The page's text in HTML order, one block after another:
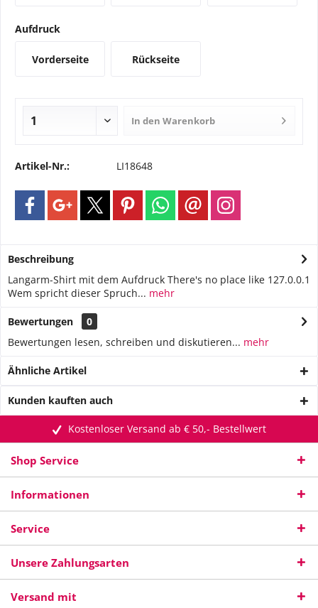
Aufdruck
Vorderseite Rückseite
In den Warenkorb
Artikel-Nr.: LI18648
Beschreibung
Langarm-Shirt mit dem Aufdruck There's no place like 127.0.0.1
Wem spricht dieser Spruch... mehr
Bewertungen
0
Bewertungen lesen, schreiben und diskutieren... mehr
Ähnliche Artikel
Kunden kauften auch
Kostenloser Versand ab € 50,- Bestellwert
Shop Service
Informationen
Service
Unsere Zahlungsarten
Versand mit